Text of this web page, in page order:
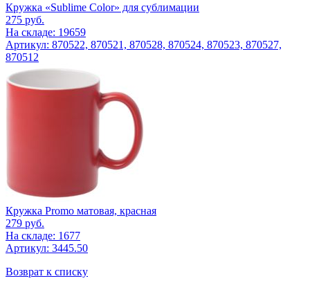
Кружка «Sublime Color» для сублимации
275 руб.
На складе: 19659
Артикул: 870522, 870521, 870528, 870524, 870523, 870527,
870512
Кружка Promo матовая, красная
279 руб.
На складе: 1677
Артикул: 3445.50
Возврат к списку